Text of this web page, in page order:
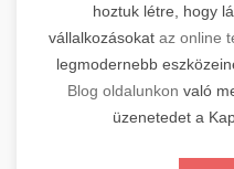
hoztuk létre, hogy
vállalkozásokat az online
legmodernebb
Blog oldalunkon való
üzenetedet a